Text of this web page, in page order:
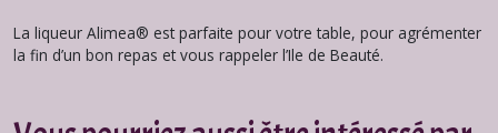
La liqueur Alimea® est parfaite pour votre table, pour agrémenter
la fin d’un bon repas et vous rappeler l’Ile de Beauté.